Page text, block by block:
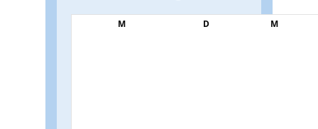
MMontag DDienstag MMittwoch